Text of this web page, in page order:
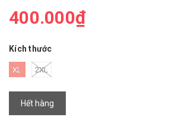
400.000₫
Kích thước
XL 2XL
Hết hàng